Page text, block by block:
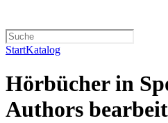
StartKatalog
Hörbücher in
Authors